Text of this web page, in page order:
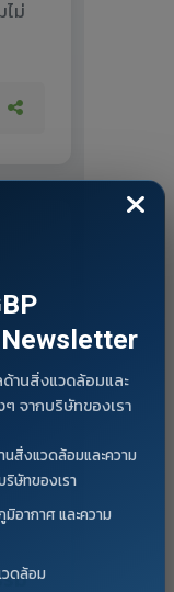
ไม่
ม
านสิ่งแวดล้อมและ
ๆ จากบริษัทของเรา
สิ่งแวดล้อมและความ
ริษัทของเรา
อากาศ และความ
วดล้อม